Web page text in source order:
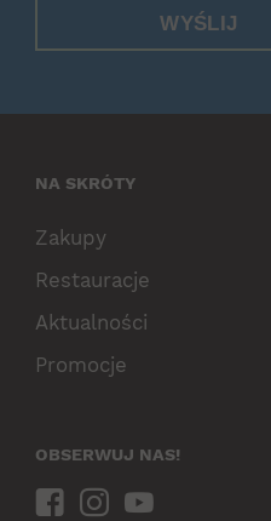
WYŚLIJ
NA SKRÓTY
Zakupy
Restauracje
Aktualności
Promocje
OBSERWUJ NAS!